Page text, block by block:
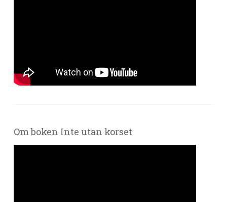
Om boken Inte utan korset